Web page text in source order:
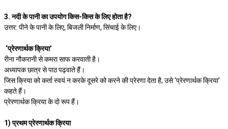
3. नदी के पानी का उपयोग किस-किस के लिए होता है?
उत्तर: पीने के पानी के लिए, बिजली निर्माण, सिंचाई के लिए।
‘प्रेरणार्थक क्रिया’
रीना नौकरानी से कमरा साफ करवाती है।
अध्यापक छात्र से पाठ पढ़वाते हैं।
जिस क्रिया को कर्ता स्वयं न करके दूसरे को करने की प्रेरणा देता है, उसे ‘प्रेरणार्थक क्रिया’
कहते हैं।
प्रेरणार्थक क्रिया के दो रूप हैं।
1) प्रथम प्रेरणार्थक क्रिया